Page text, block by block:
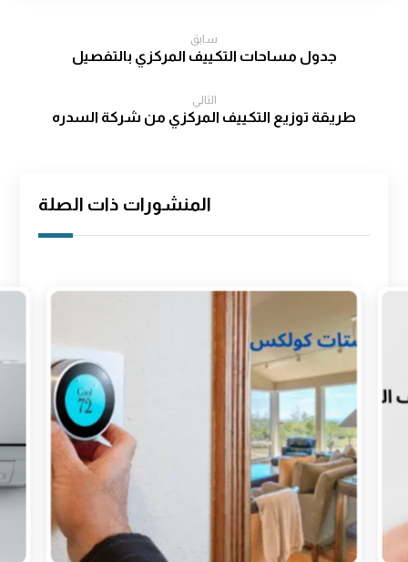
سابق
جدول مساحات التكييف المركزي بالتفصيل
التالي
طريقة توزيع التكييف المركزي من شركة السدره
المنشورات ذات الصلة